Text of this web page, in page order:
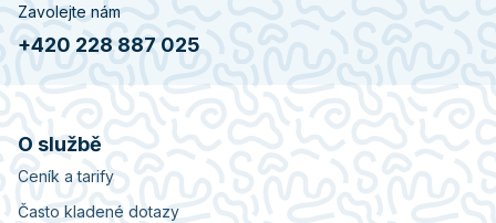
Zavolejte nám
+420 228 887 025
O službě
Ceník a tarify
Často kladené dotazy